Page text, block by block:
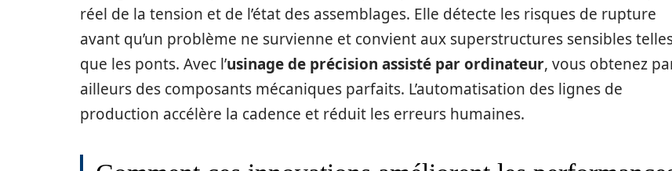
réel de la tension et de l’état des assemblages. Elle détecte les risques de rupture
avant qu’un problème ne survienne et convient aux superstructures sensibles
que les ponts. Avec l’usinage de précision assisté par ordinateur, vous obtenez
ailleurs des composants mécaniques parfaits. L’automatisation des lignes de
production accélère la cadence et réduit les erreurs humaines.